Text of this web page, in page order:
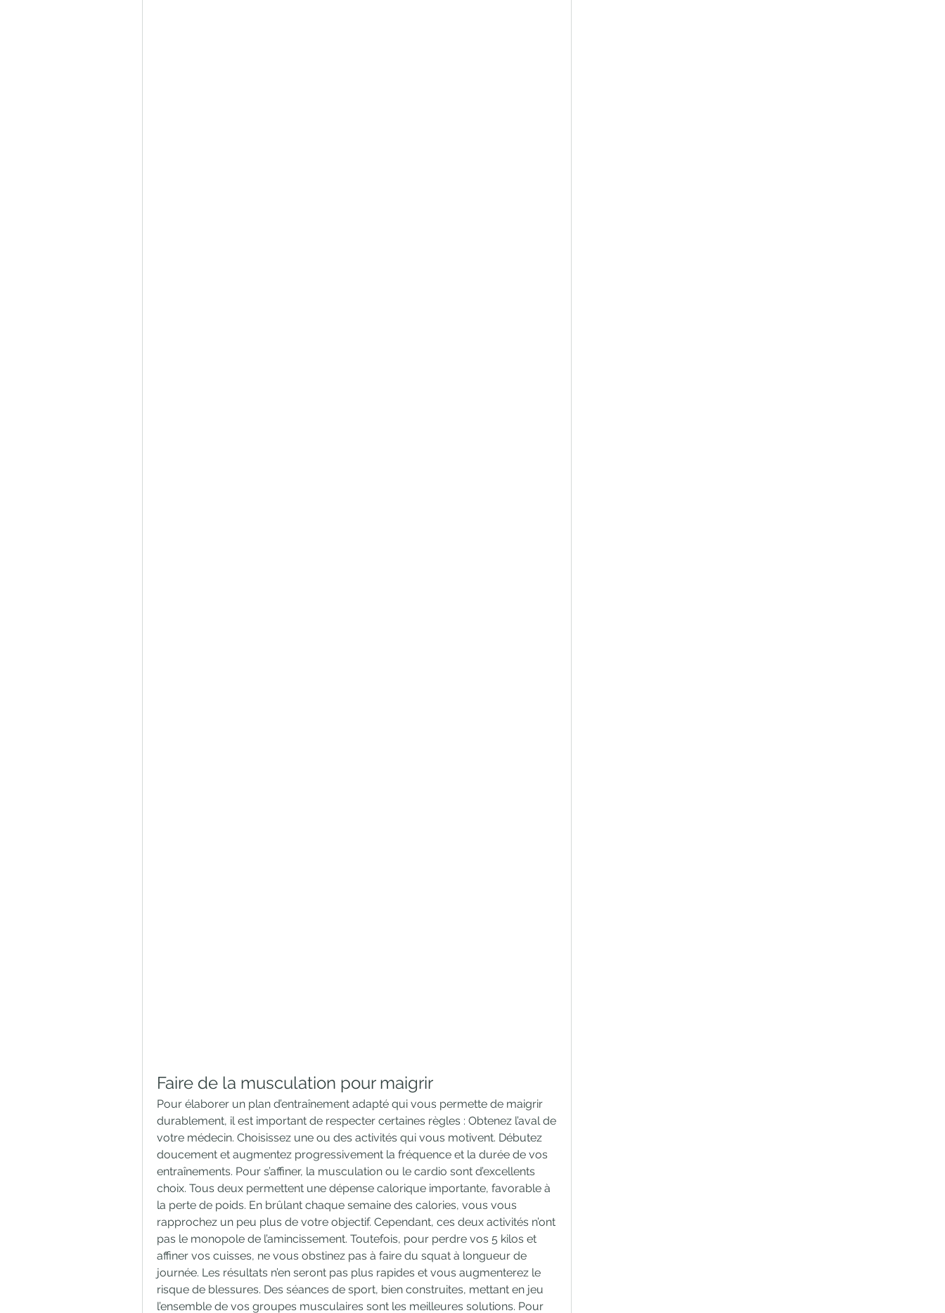
Faire de la musculation pour maigrir
Pour élaborer un plan d’entraînement adapté qui vous permette de maigrir
durablement, il est important de respecter certaines règles : Obtenez l’aval de
votre médecin. Choisissez une ou des activités qui vous motivent. Débutez
doucement et augmentez progressivement la fréquence et la durée de vos
entraînements. Pour s’affiner, la musculation ou le cardio sont d’excellents
choix. Tous deux permettent une dépense calorique importante, favorable à
la perte de poids. En brûlant chaque semaine des calories, vous vous
rapprochez un peu plus de votre objectif. Cependant, ces deux activités n’ont
pas le monopole de l’amincissement. Toutefois, pour perdre vos 5 kilos et
affiner vos cuisses, ne vous obstinez pas à faire du squat à longueur de
journée. Les résultats n’en seront pas plus rapides et vous augmenterez le
risque de blessures. Des séances de sport, bien construites, mettant en jeu
l’ensemble de vos groupes musculaires sont les meilleures solutions. Pour